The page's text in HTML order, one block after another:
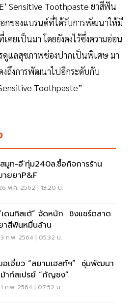
Sensitive Toothpaste ยาสีฟัน
อกของแบรนด์ที่ได้รับการพัฒนาให้มี
คยเป็นมา โดยยังคงไว้ซึ่งความอ่อน
ดูแลสุขภาพช่องปากเป็นพิเศษ มา
ถึงการพัฒนาไปอีกระดับกับ
Toothpaste”
สมูท-อี’ทุ่ม240ล.ซื้อกิจการร้าน
ายยาP&F
พ.ค. 2562 | 13:20 น.
ดนทิสเต้” จัดหนัก ชิงแชร์ตลาด
าสีฟันหมื่นล้าน
ก.พ. 2564 | 05:32 น.
อเอี่ยว “สยามเฮลท์ฯ” ซุ่มพัฒนา
ม้าท์สเปรย์ “กัญชง”
ก.พ. 2564 | 07:52 น.